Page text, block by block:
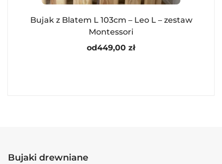
Bujak z Blatem L 103cm – Leo L – zestaw
Montessori
od449,00 zł
Bujaki drewniane